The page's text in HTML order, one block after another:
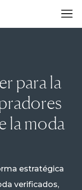
para la
la moda
estratégica
verificados,